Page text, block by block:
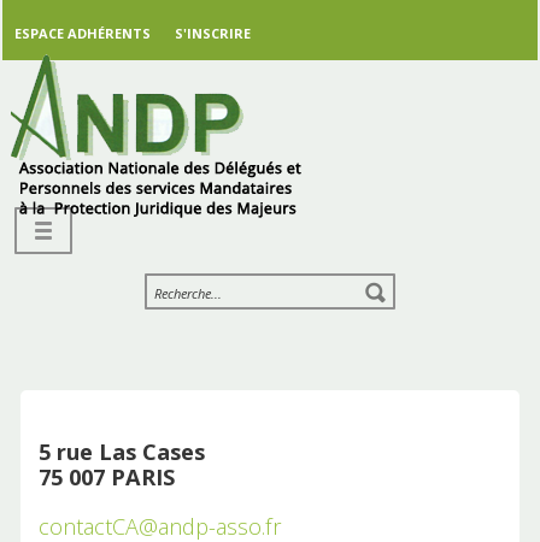
ESPACE ADHÉRENTS S'INSCRIRE
5 rue Las Cases
75 007 PARIS
contactCA@andp-asso.fr